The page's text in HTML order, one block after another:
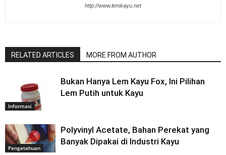
http://www.lemkayu.net
RELATED ARTICLES MORE FROM AUTHOR
Informasi
Bukan Hanya Lem Kayu Fox, Ini Pilihan
Lem Putih untuk Kayu
Pengetahuan
Polyvinyl Acetate, Bahan Perekat yang
Banyak Dipakai di Industri Kayu